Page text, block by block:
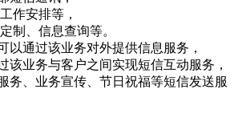
作安排等，
制、信息查询等。
以通过该业务对外提供信息服务，
该业务与客户之间实现短信互动服务，
务、业务宣传、节日祝福等短信发送服